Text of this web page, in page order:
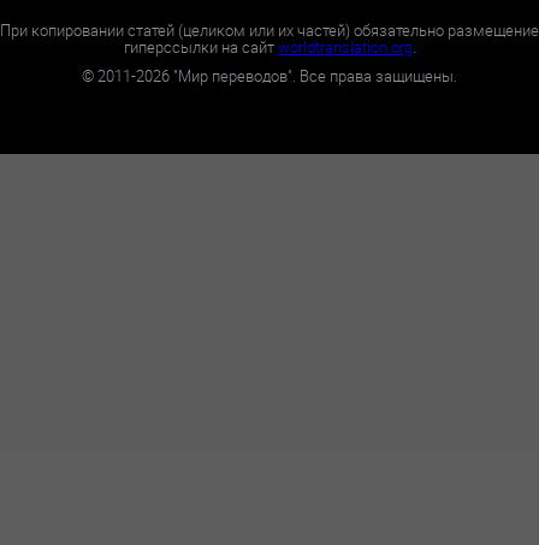
При копировании статей (целиком или их частей) обязательно размещение
гиперссылки на сайтworldtranslation.org.
©2011-2026 "Мир переводов". Все права защищены.